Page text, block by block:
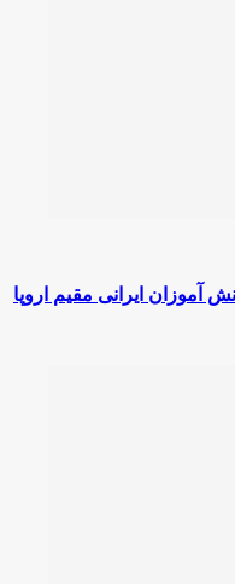
آموزان ایرانی مقیم اروپا